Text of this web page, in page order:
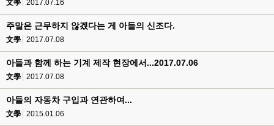
文學 2017.07.16
주말은 근무하지 않겠다는 게 아들의 신조다.
文學 2017.07.08
아들과 함께 하는 기계 제작 현장에서...2017.07.06
文學 2017.07.08
아들의 자동차 구입과 연관하여...
文學 2015.01.06